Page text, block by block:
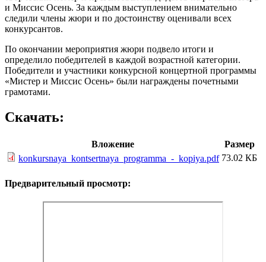
и Миссис Осень. За каждым выступлением внимательно
следили члены жюри и по достоинству оценивали всех
конкурсантов.
По окончании мероприятия жюри подвело итоги и
определило победителей в каждой возрастной категории.
Победители и участники конкурсной концертной программы
«Мистер и Миссис Осень» были награждены почетными
грамотами.
Скачать:
Вложение
Размер
konkursnaya_kontsertnaya_programma_-_kopiya.pdf 73.02 КБ
Предварительный просмотр: